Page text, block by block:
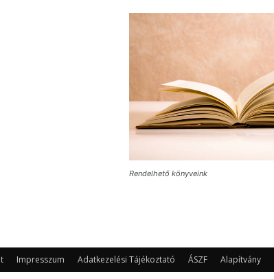
Rendelhető könyveink
Impresszum Adatkezelési Tájékoztató ÁSZF Alapítvány